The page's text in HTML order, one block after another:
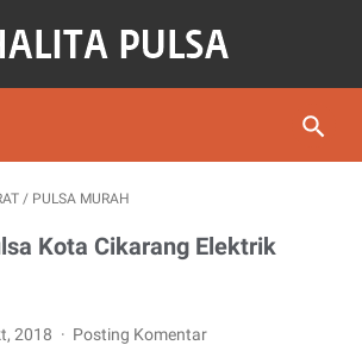
/ PULSA MURAH
Kota Cikarang Elektrik
2018 Posting Komentar